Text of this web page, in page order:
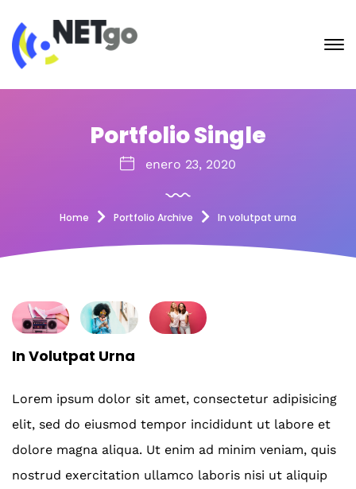
Portfolio Single
enero 23, 2020
Home Portfolio Archive In volutpat urna
In Volutpat Urna
Lorem ipsum dolor sit amet, consectetur adipisicing
elit, sed do eiusmod tempor incididunt ut labore et
dolore magna aliqua. Ut enim ad minim veniam, quis
nostrud exercitation ullamco laboris nisi ut aliquip